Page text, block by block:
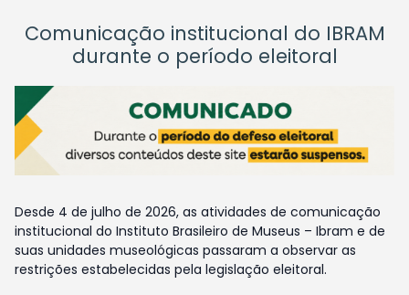
Comunicação institucional do IBRAM
durante o período eleitoral
Desde 4 de julho de 2026, as atividades de comunicação
institucional do Instituto Brasileiro de Museus – Ibram e de
suas unidades museológicas passaram a observar as
restrições estabelecidas pela legislação eleitoral.